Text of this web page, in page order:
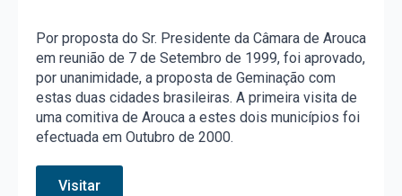
Por proposta do Sr. Presidente da Câmara de Arouca
em reunião de 7 de Setembro de 1999, foi aprovado,
por unanimidade, a proposta de Geminação com
estas duas cidades brasileiras. A primeira visita de
uma comitiva de Arouca a estes dois municípios foi
efectuada em Outubro de 2000.
Visitar